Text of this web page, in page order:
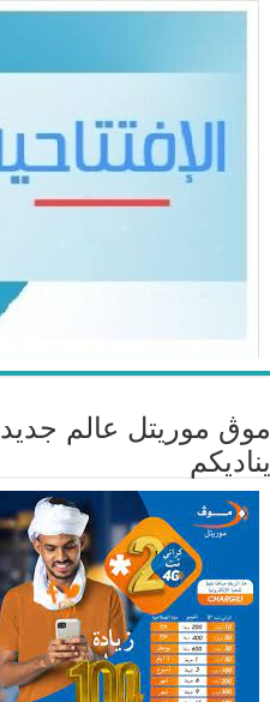
موڨ موريتل عالم جديد
يناديكم